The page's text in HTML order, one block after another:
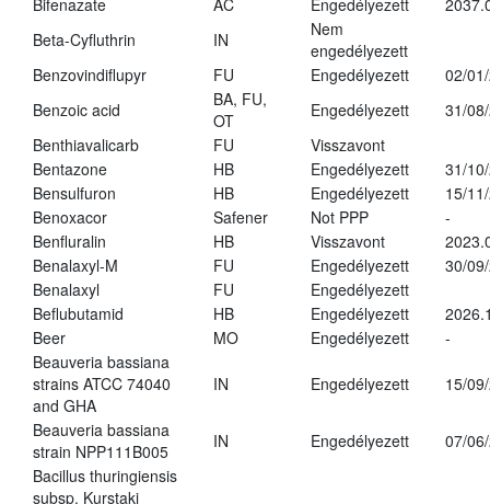
Bifenazate
AC Engedélyezett
Beta-Cyfluthrin
IN
Nem
engedélyezett
Benzovindiflupyr
FU Engedélyezett
02/
Benzoic acid
BA, FU,
OT
Engedélyezett
31/
Benthiavalicarb
FU
Visszavont
Bentazone
HB Engedélyezett
31/
Bensulfuron
HB Engedélyezett
15/
Benoxacor
Safener Not PPP
-
Benfluralin
HB Visszavont
Benalaxyl-M
FU Engedélyezett
30/
Benalaxyl
FU
Engedélyezett
Beflubutamid
HB Engedélyezett
Beer
MO Engedélyezett
-
Beauveria bassiana
strains ATCC 74040
and GHA
IN Engedélyezett 15/
Beauveria bassiana
strain NPP111B005
IN Engedélyezett
07/
Bacillus thuringiensis
subsp. Kurstaki